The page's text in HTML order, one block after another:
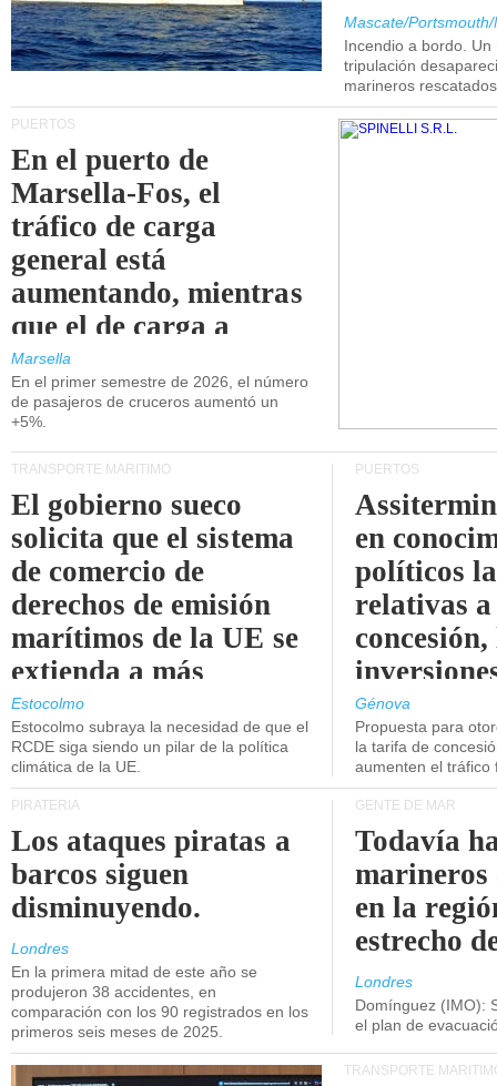
Mascate/
Incendio a bordo.
tripulación
marineros
PUERTOS
En el puerto de
Marsella-Fos, el
tráfico de carga
general está
aumentando, mientras
que el de carga a
granel está
disminuyendo.
Marsella
En el primer semestre de 2026, el número
de pasajeros de cruceros aumentó un
+5%.
TRANSPORTE MARÍTIMO
El gobierno sueco
solicita que el sistema
de comercio de
derechos de emisión
marítimos de la UE se
extienda a más
buques.
Estocolmo
Estocolmo subraya la necesidad de que el
RCDE siga siendo un pilar de la política
climática de la UE.
PUERTOS
en
políticos
relativas a
concesión,
Génova
Propuesta para
la tarifa de
aumenten el tráfico
PIRATERÍA
Los ataques piratas a
barcos siguen
disminuyendo.
Londres
En la primera mitad de este año se
produjeron 38 accidentes, en
comparación con los 90 registrados en los
primeros seis meses de 2025.
GENTE DE MAR
Todavía
marineros
en la
estrecho
Londres
Domínguez (IMO):
el plan de
TRANSPORTE